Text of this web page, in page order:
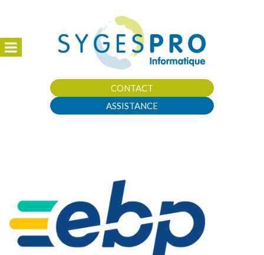
CONTACT
ASSISTANCE